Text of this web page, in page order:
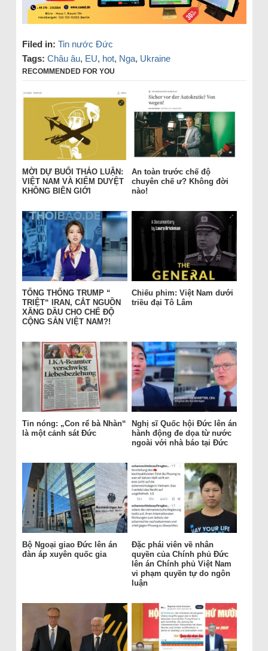
Filed in: Tin nước Đức
Tags: Châu âu, EU, hot, Nga, Ukraine
RECOMMENDED FOR YOU
MỜI DỰ BUỔI THẢO LUẬN:
VIỆT NAM VÀ KIỂM DUYỆT
KHÔNG BIÊN GIỚI
An toàn trước chế độ
chuyên chế ư? Không đời
nào!
TỔNG THỐNG TRUMP “
TRIỆT“ IRAN, CẮT NGUỒN
XĂNG DẦU CHO CHẾ ĐỘ
CỘNG SẢN VIỆT NAM?!
Chiếu phim: Việt Nam dưới
triều đại Tô Lâm
Tin nóng: „Con rể bà Nhàn“
là một cảnh sát Đức
Nghị sĩ Quốc hội Đức lên án
hành động đe dọa từ nước
ngoài với nhà báo tại Đức
Bộ Ngoại giao Đức lên án
đàn áp xuyên quốc gia
Đặc phái viên về nhân
quyền của Chính phủ Đức
lên án Chính phủ Việt Nam
vi phạm quyền tự do ngôn
luận